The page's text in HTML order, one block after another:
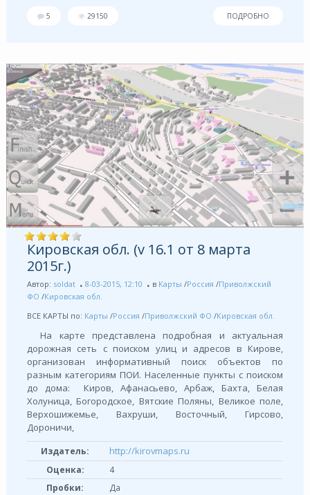
5 29150 ПОДРОБНО
Кировская обл. (v 16.1 от 8 марта
2015г.)
Автор: soldat 8-03-2015, 12:10 в Карты /Россия /Приволжский
ФО /Кировская обл.
ВСЕ КАРТЫ по: Карты /Россия /Приволжский ФО /Кировская обл.
На карте представлена подробная и актуальная
дорожная сеть с поиском улиц и адресов в Кирове,
организован информативный поиск объектов по
разным категориям ПОИ. Населенные пункты с поиском
до дома: Киров, Афанасьево, Арбаж, Бахта, Белая
Холуница, Богородское, Вятские Поляны, Великое поле,
Верхошижемье, Вахруши, Восточный, Гирсово,
Дороничи,
Издатель: http://kirovmaps.ru
Оценка:
4
Пробки:
Да